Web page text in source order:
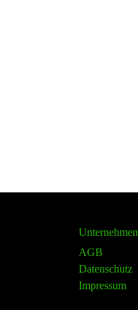
Unternehmen
AGB
Datenschutz
Impressum